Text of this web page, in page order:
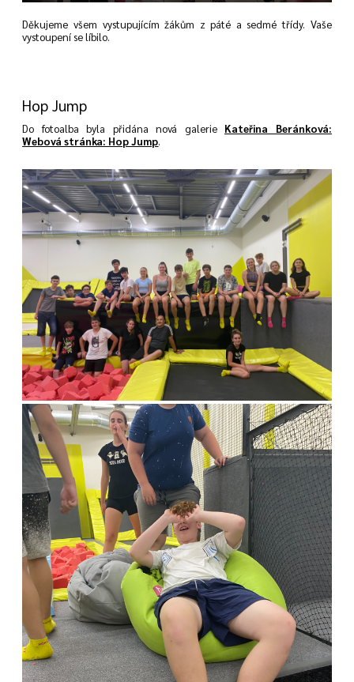
Děkujeme všem vystupujícím žákům z páté a sedmé třídy. Vaše
vystoupení se líbilo.
Hop Jump
Do fotoalba byla přidána nová galerie Kateřina Beránková:
Webová stránka: Hop Jump.